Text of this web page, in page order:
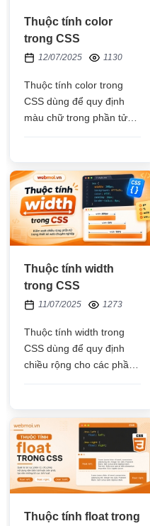
Thuộc tính color
trong CSS
12/07/2025 1130
Thuộc tính color trong
CSS dùng để quy định
màu chữ trong phần tử
rgb, rgba, hsl, hsla
Thuộc tính width
trong CSS
11/07/2025 1273
Thuộc tính width trong
CSS dùng để quy định
chiều rộng cho các phần
Thuộc tính float trong